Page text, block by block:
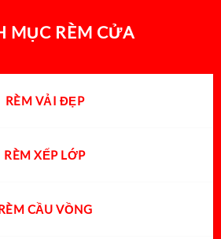
MỤC RÈM CỬA
RÈM VẢI ĐẸP
RÈM XẾP LỚP
CẦU VỒNG